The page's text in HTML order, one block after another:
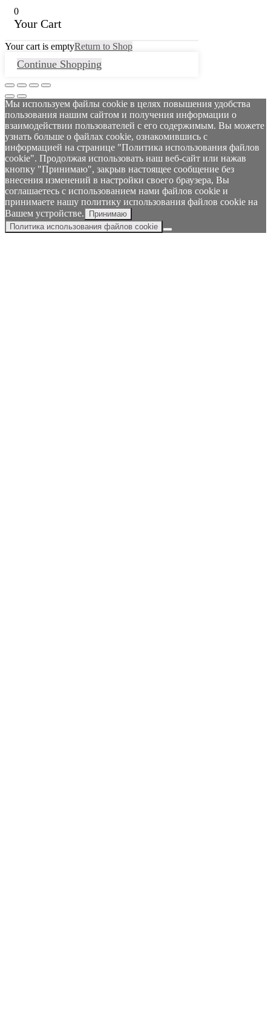
0
Your Cart
Your cart is emptyReturn to Shop
Continue Shopping
Мы используем файлы cookie в целях повышения удобства
пользования нашим сайтом и получения информации о
взаимодействии пользователей с его содержимым. Вы можете
узнать больше о файлах cookie, ознакомившись с
информацией на странице "Политика использования файлов
cookie". Продолжая использовать наш веб-сайт или нажав
кнопку "Принимаю", закрыв настоящее сообщение без
внесения изменений в настройки своего браузера, Вы
соглашаетесь с использованием нами файлов cookie и
принимаете нашу политику использования файлов cookie на
Вашем устройстве.
Принимаю
Политика использования файлов cookie